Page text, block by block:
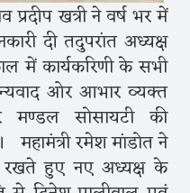
खत्री ने वर्ष भर में
दी तदुपरांत अध्यक्ष
में कार्यकरिणी के सभी
ओर आभार व्यक्त
मण्डल सोसायटी की
महामंत्री रमेश मांडोत ने
रखते हुए नए अध्यक्ष के